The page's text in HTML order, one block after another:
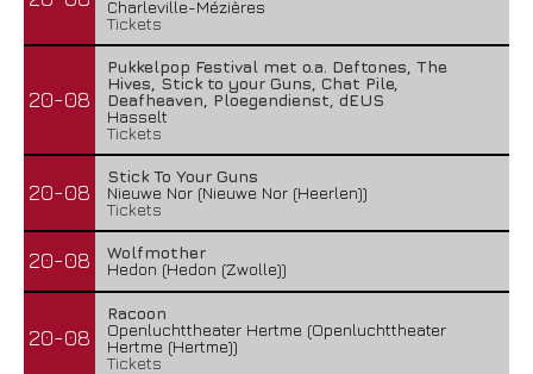
Charleville-Mézières
Tickets
20-08
Pukkelpop Festival met o.a. Deftones, The
Hives, Stick to your Guns, Chat Pile,
Deafheaven, Ploegendienst, dEUS
Hasselt
Tickets
20-08
Stick To Your Guns
Nieuwe Nor (Nieuwe Nor (Heerlen))
Tickets
20-08
Wolfmother
Hedon (Hedon (Zwolle))
20-08
Racoon
Openluchttheater Hertme (Openluchttheater
Hertme (Hertme))
Tickets